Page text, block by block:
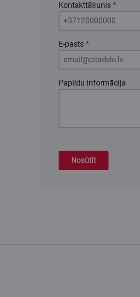
Kontakttālrunis *
E-pasts *
Papildu informācija
Nosūtīt